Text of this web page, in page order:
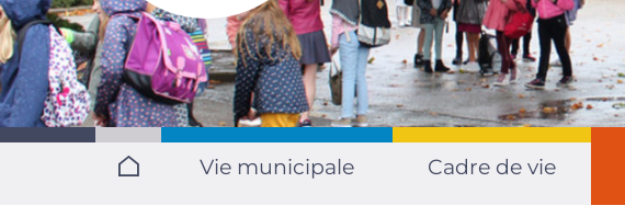
Vie municipale Cadre de vie